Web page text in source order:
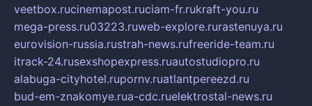
veetbox.rucinemapost.ruciam-fr.rukraft-you.ru
mega-press.ru03223.ruweb-explore.rurastenuya.ru
eurovision-russia.rustrah-news.rufreeride-team.ru
itrack-24.rusexshopexpress.ruautostudiopro.ru
alabuga-cityhotel.rupornv.ruatlantpereezd.ru
bud-em-znakomye.rua-cdc.ruelektrostal-news.ru